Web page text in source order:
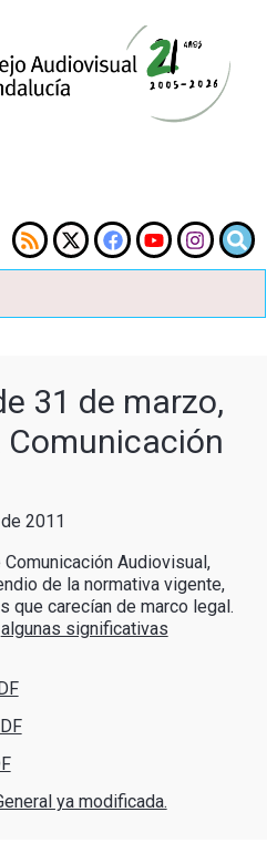
31 de marzo,
Comunicación
2011
ComunicaciónAudiovisual,
de la normativa vigente,
que carecían de marcolegal.
algunas significativas
ya modificada.